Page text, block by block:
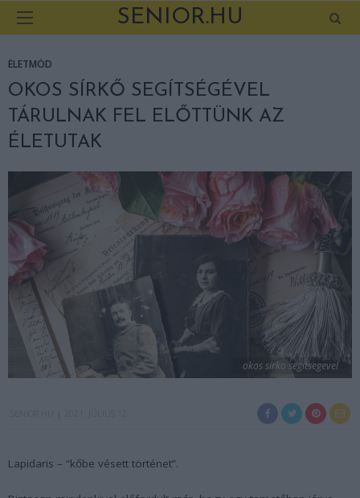
SENIOR.HU
ÉLETMÓD
OKOS SÍRKŐ SEGÍTSÉGÉVEL
TÁRULNAK FEL ELŐTTÜNK AZ
ÉLETUTAK
okos sirko segitsegevel
Lapidaris – “kőbe vésett történet”.